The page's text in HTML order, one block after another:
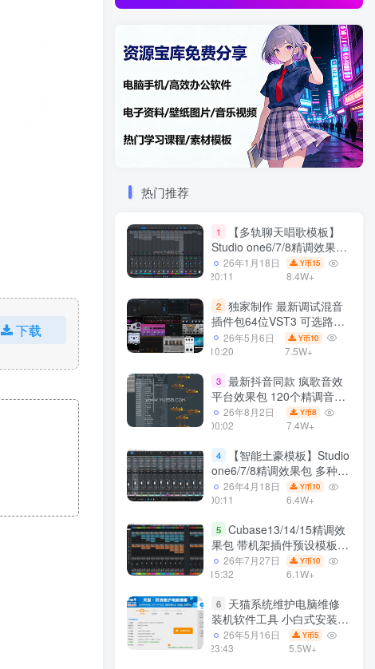
下载
热门推荐
1
【多轨聊天唱歌模板】
Studio one6/7/8精调效果包
多种效果模式 声卡调试好直
播预设模板
26年1月18日
20:11
Y币15
8.4W+
2 独家制作 最新调试混音
插件包64位VST3 可选路径
一键安装550个效果器合集
v3.0 WiN 支持定制
26年5月6日
10:20
Y币10
7.5W+
3 最新抖音同款 疯歌音效
平台效果包 120个精调音效
包+软件自带170个音效
+600个插件 带安装教程全
26年8月2日
00:02
Y币8
7.4W+
4
【智能土豪模板】Studio
one6/7/8精调效果包 多种效
果模式可选 声卡调试好预设
带插件全套文件
26年4月18日
00:11
Y币10
6.4W+
5 Cubase13/14/15精调效
果包 带机架插件预设模板
声卡调试好效果工程文件
26年7月27日
15:32
Y币10
6.1W+
6
天猫系统维护电脑维修
装机软件工具 小白式安装
完全一键安装系统 电脑系统
装机软件 一键重装系统
26年5月16日
23:43
Y币5
5.5W+